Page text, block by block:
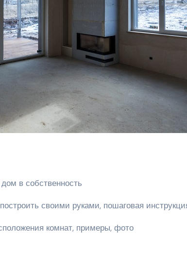
в собственность
своими руками, пошаговая
комнат, примеры, фото